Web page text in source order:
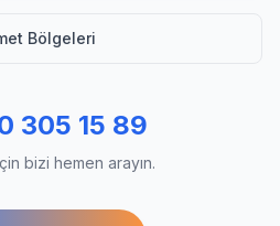
Bölgeleri
305 15 89
bizi hemen arayın.